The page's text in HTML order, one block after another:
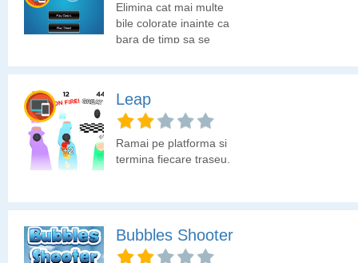
Elimina cat mai multe
bile colorate inainte ca
bara de timp sa se
Leap
Ramai pe platforma si
termina fiecare traseu.
Bubbles Shooter